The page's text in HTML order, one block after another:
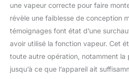
une vapeur correcte pour faire
révèle une faiblesse de conception
témoignages font état d’une
avoir utilisé la fonction vapeur. Cet
toute autre opération, notamment la
jusqu’à ce que l’appareil ait